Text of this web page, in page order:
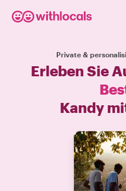
Private &
Erleben Sie
Kandy